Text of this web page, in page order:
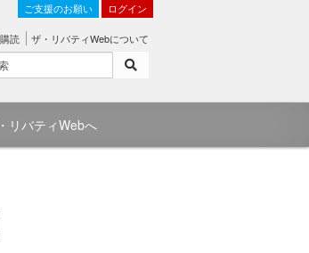
ご支援のお願い ログイン
読 ザ・リバティWebについて
リバティWebへ